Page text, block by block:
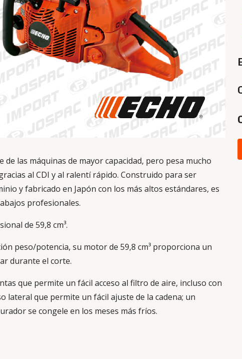
de las máquinas de mayor capacidad, pero pesa mucho
al CDI y al ralentí rápido. Construido para ser
y fabricado en Japón con los más altos estándares, es
profesionales.
de 59,8 cm³.
peso/potencia, su motor de 59,8 cm³ proporciona un
durante el corte.
que permite un fácil acceso al filtro de aire, incluso con
lateral que permite un fácil ajuste de la cadena; un
se congele en los meses más fríos.